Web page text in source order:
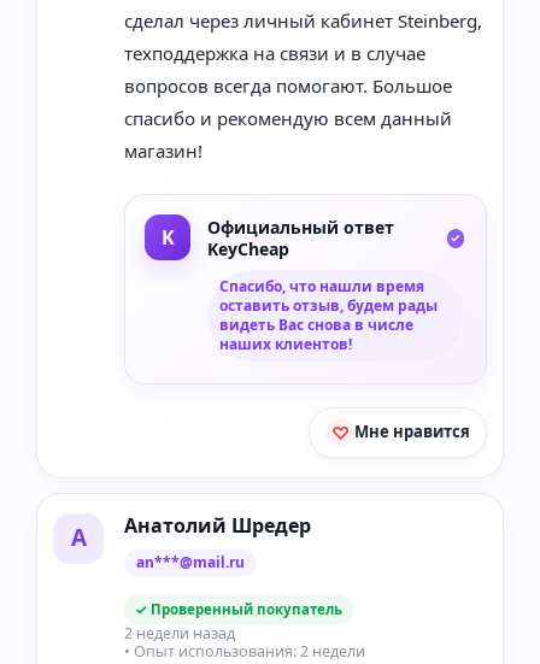
сделал через личный кабинет Steinberg,
техподдержка на связи и в случае
вопросов всегда помогают. Большое
спасибо и рекомендую всем данный
магазин!
Официальный ответ
KeyCheap
Спасибо, что нашли время
оставить отзыв, будем рады
видеть Вас снова в числе
наших клиентов!
Мне нравится
А Анатолий Шредер
an***@mail.ru
✓ Проверенный покупатель
2 недели назад
• Опыт использования: 2 недели